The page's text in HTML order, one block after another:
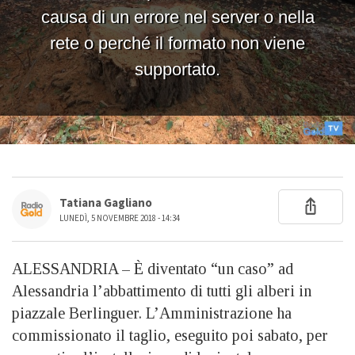
Tatiana Gagliano
LUNEDÌ, 5 NOVEMBRE 2018 - 14:34
ALESSANDRIA – È diventato “un caso” ad
Alessandria l’abbattimento di tutti gli alberi in
piazzale Berlinguer. L’Amministrazione ha
commissionato il taglio, eseguito poi sabato, per